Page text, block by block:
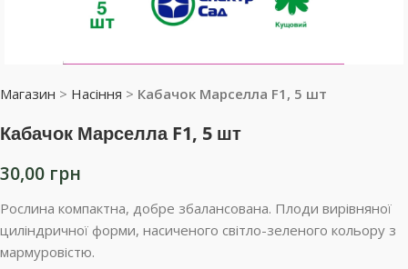
Магазин > Насіння > Кабачок Марселла F1, 5 шт
Кабачок Марселла F1, 5 шт
30,00 грн
Рослина компактна, добре збалансована. Плоди вирівняної
циліндричної форми, насиченого світло-зеленого кольору з
мармуровістю.